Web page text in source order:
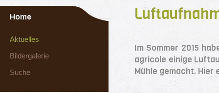
Home
Aktuelles
Bildergalerie
Suche
Im Sommer 2015
agricole einige
Mühle gemacht. Hier